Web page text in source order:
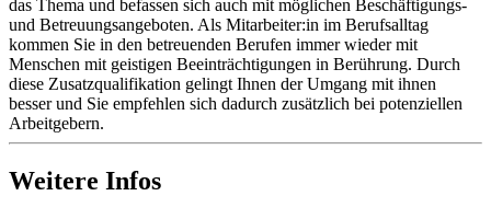
das Thema und befassen sich auch mit möglichen Beschäftigungs-
und Betreuungsangeboten. Als Mitarbeiter:in im Berufsalltag
kommen Sie in den betreuenden Berufen immer wieder mit
Menschen mit geistigen Beeinträchtigungen in Berührung. Durch
diese Zusatzqualifikation gelingt Ihnen der Umgang mit ihnen
besser und Sie empfehlen sich dadurch zusätzlich bei potenziellen
Arbeitgebern.
Weitere Infos